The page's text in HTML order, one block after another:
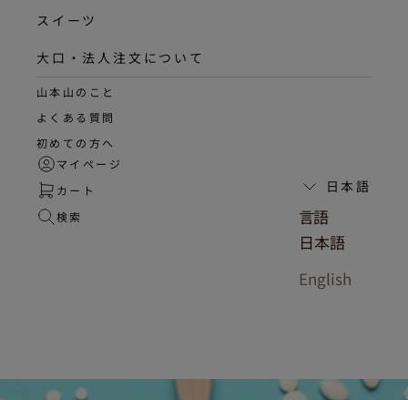
スイーツ
大口・法人注文について
山本山のこと
よくある質問
初めての方へ
マイページ
カート
検索
日本語
言語
日本語
English